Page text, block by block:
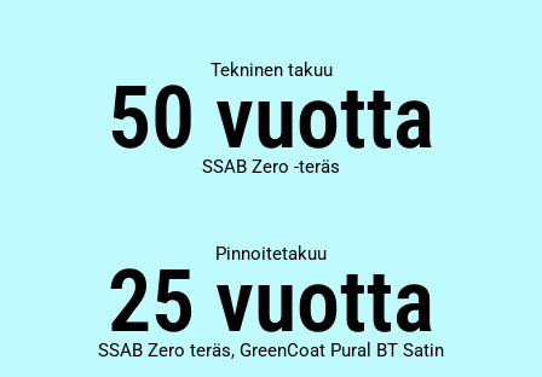
Tekninen takuu
50 vuotta
SSAB Zero -teräs
Pinnoitetakuu
25 vuotta
SSAB Zero teräs, GreenCoat Pural BT Satin